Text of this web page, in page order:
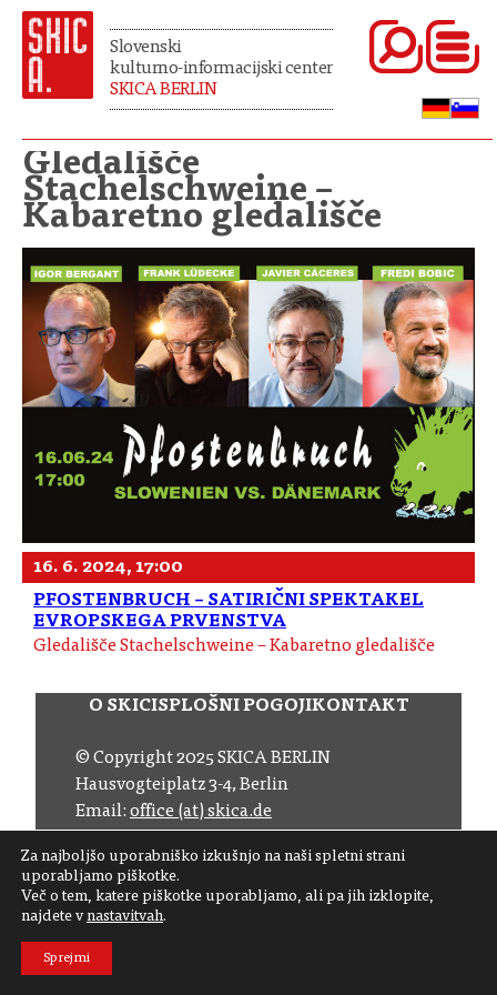
Slovenski
kulturno-informacijski center
SKICA BERLIN
Gledališče
Stachelschweine –
Kabaretno gledališče
16. 6. 2024, 17:00
PFOSTENBRUCH – SATIRIČNI SPEKTAKEL
EVROPSKEGA PRVENSTVA
Gledališče Stachelschweine – Kabaretno gledališče
Za najboljšo uporabniško izkušnjo na naši spletni strani
uporabljamo piškotke.
Več o tem, katere piškotke uporabljamo, ali pa jih izklopite,
najdete v nastavitvah.
Sprejmi
O SKICISPLOŠNI POGOJIKONTAKT
© Copyright 2025 SKICA BERLIN
Hausvogteiplatz 3-4, Berlin
Email: office (at) skica.de
Sledite nam